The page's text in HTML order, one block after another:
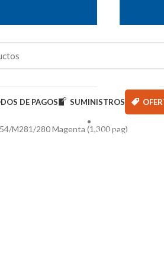
950 000 793
DE PAGOS SUMINISTROS
M281/280 Magenta (1,300 pag)